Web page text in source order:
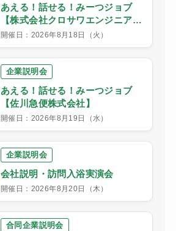
あえる！話せる！みーつジョブ
【株式会社クロサワエンジニアリ
ング】
開催日：2026年8月18日（火）
企業説明会
あえる！話せる！みーつジョブ
【佐川急便株式会社】
開催日：2026年8月19日（水）
企業説明会
会社説明・訪問入浴実演会
開催日：2026年8月20日（木）
合同企業説明会